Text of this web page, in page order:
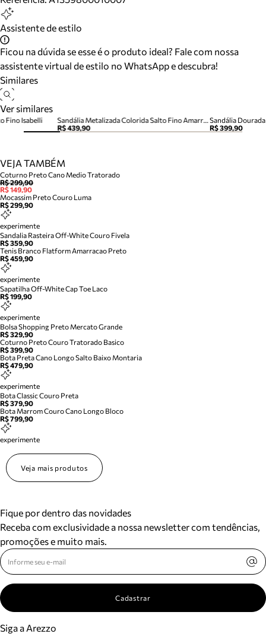
Assistente de estilo
Ficou na dúvida se esse é o produto ideal? Fale com nossa
assistente virtual de estilo no WhatsApp e descubra!
Similares
Ver similares
Sandália Metalizada Colorida Salto Fino Amarração Tiras
R$ 439,90
Sandália
R$ 399,90
Fino Isabelli
VEJA TAMBÉM
Coturno Preto Cano Medio Tratorado
R$ 299,90
R$ 149,90
Mocassim Preto Couro Luma
R$ 299,90
experimente
Sandalia Rasteira Off-White Couro Fivela
R$ 359,90
Tenis Branco Flatform Amarracao Preto
R$ 459,90
experimente
Sapatilha Off-White Cap Toe Laco
R$ 199,90
experimente
Bolsa Shopping Preto Mercato Grande
R$ 329,90
Coturno Preto Couro Tratorado Basico
R$ 399,90
Bota Preta Cano Longo Salto Baixo Montaria
R$ 479,90
experimente
Bota Classic Couro Preta
R$ 379,90
Bota Marrom Couro Cano Longo Bloco
R$ 799,90
experimente
Veja mais produtos
Fique por dentro das novidades
Receba com exclusividade a nossa newsletter com tendências,
promoções e muito mais.
Cadastrar
Siga a Arezzo